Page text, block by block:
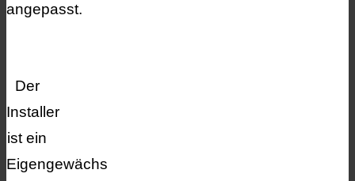
angepasst.
Der
Installer
ist ein
Eigengewächs